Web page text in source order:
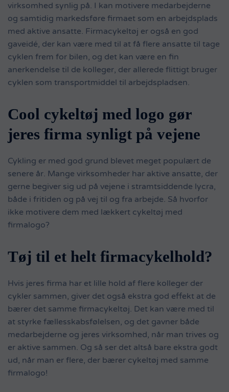
(pdf)
virksomhed synlig på. I kan motivere medarbejderne
og samtidig markedsføre firmaet som en arbejdsplads
med aktive ansatte. Firmacykeltøj er også en god
gaveidé, der kan være med til at få flere ansatte til tage
cyklen frem for bilen, og det kan være en fin
anerkendelse til de kolleger, der allerede flittigt bruger
cyklen som transportmiddel til arbejdspladsen.
Cool cykeltøj med logo gør
jeres firma synligt på vejene
Cykling er med god grund blevet meget populært de
senere år. Mange virksomheder har aktive ansatte, der
gerne begiver sig ud på vejene i stramtsiddende lycra,
både i fritiden og på vej til og fra arbejde. Så hvorfor
ikke motivere dem med lækkert cykeltøj med
firmalogo?
Tøj til et helt firmacykelhold?
Hvis jeres firma har et lille hold af flere kolleger der
cykler sammen, giver det også ekstra god effekt at de
bærer det samme firmacykeltøj. Det kan være med til
at styrke fællesskabsfølelsen, og det gavner både
medarbejderne og jeres virksomhed, når man trives og
er aktive sammen. Og så ser det altså bare ekstra godt
ud, når man er flere, der bærer cykeltøj med samme
firmalogo!